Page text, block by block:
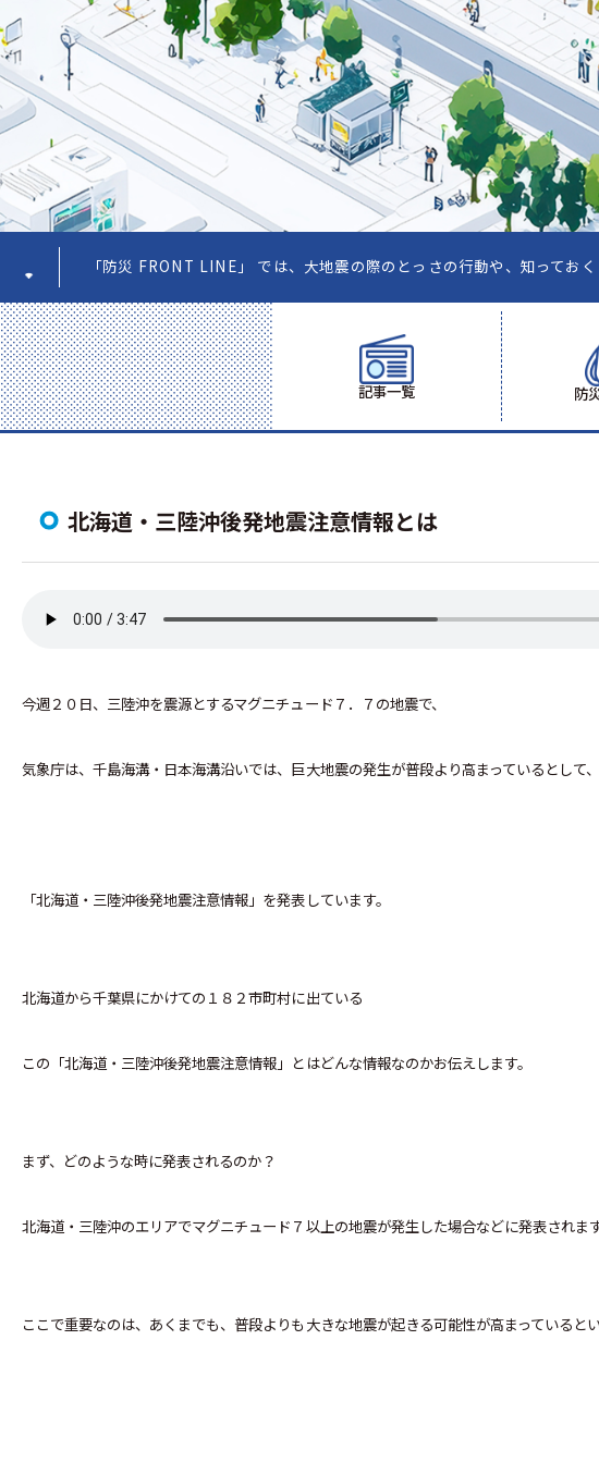
FRONT LINE」 では、大地震の際のとっさの行動や、知っておくと安心なこと
記事一覧 防
北海道・三陸沖後発地震注意情報とは
今週２０日、三陸沖を震源とするマグニチュード７．７の地震で、
気象庁は、千島海溝・日本海溝沿いでは、巨大地震の発生が普段より高まっているとして、
「北海道・三陸沖後発地震注意情報」を発表しています。
北海道から千葉県にかけての１８２市町村に出ている
この「北海道・三陸沖後発地震注意情報」とはどんな情報なのかお伝えします。
まず、どのような時に発表されるのか？
北海道・三陸沖のエリアでマグニチュード７以上の地震が発生した場合などに発表されます
ここで重要なのは、あくまでも、普段よりも大きな地震が起きる可能性が高まっているとい